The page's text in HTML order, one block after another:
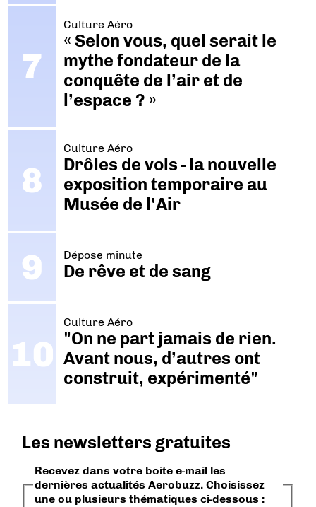
Culture Aéro
« Selon vous, quel serait le
mythe fondateur de la
conquête de l’air et de
l’espace ? »
Culture Aéro
Drôles de vols - la nouvelle
exposition temporaire au
Musée de l'Air
Dépose minute
De rêve et de sang
Culture Aéro
"On ne part jamais de rien.
Avant nous, d’autres ont
construit, expérimenté"
Les newsletters gratuites
Recevez dans votre boite e-mail les
dernières actualités Aerobuzz. Choisissez
une ou plusieurs thématiques ci-dessous :